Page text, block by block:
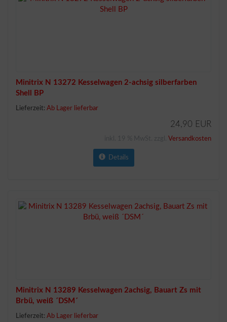
Minitrix N 13272 Kesselwagen 2-achsig silberfarben
Shell BP
Lieferzeit: Ab Lager lieferbar
24,90 EUR
Versandkosten
Details
Minitrix N 13289 Kesselwagen 2achsig, Bauart Zs mit
Brbü, weiß ´DSM´
Lieferzeit: Ab Lager lieferbar